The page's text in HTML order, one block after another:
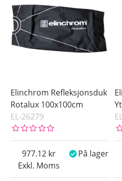
Elinchrom Refleksjonsduk
Rotalux 100x100cm
EL-26279
Exkl. Moms
977.12 På lager